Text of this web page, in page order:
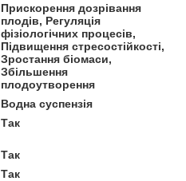
Прискорення дозрівання
плодів, Регуляція
фізіологічних процесів,
Підвищення стресостійкості,
Зростання біомаси,
Збільшення
плодоутворення
Водна суспензія
Так
Так
Так